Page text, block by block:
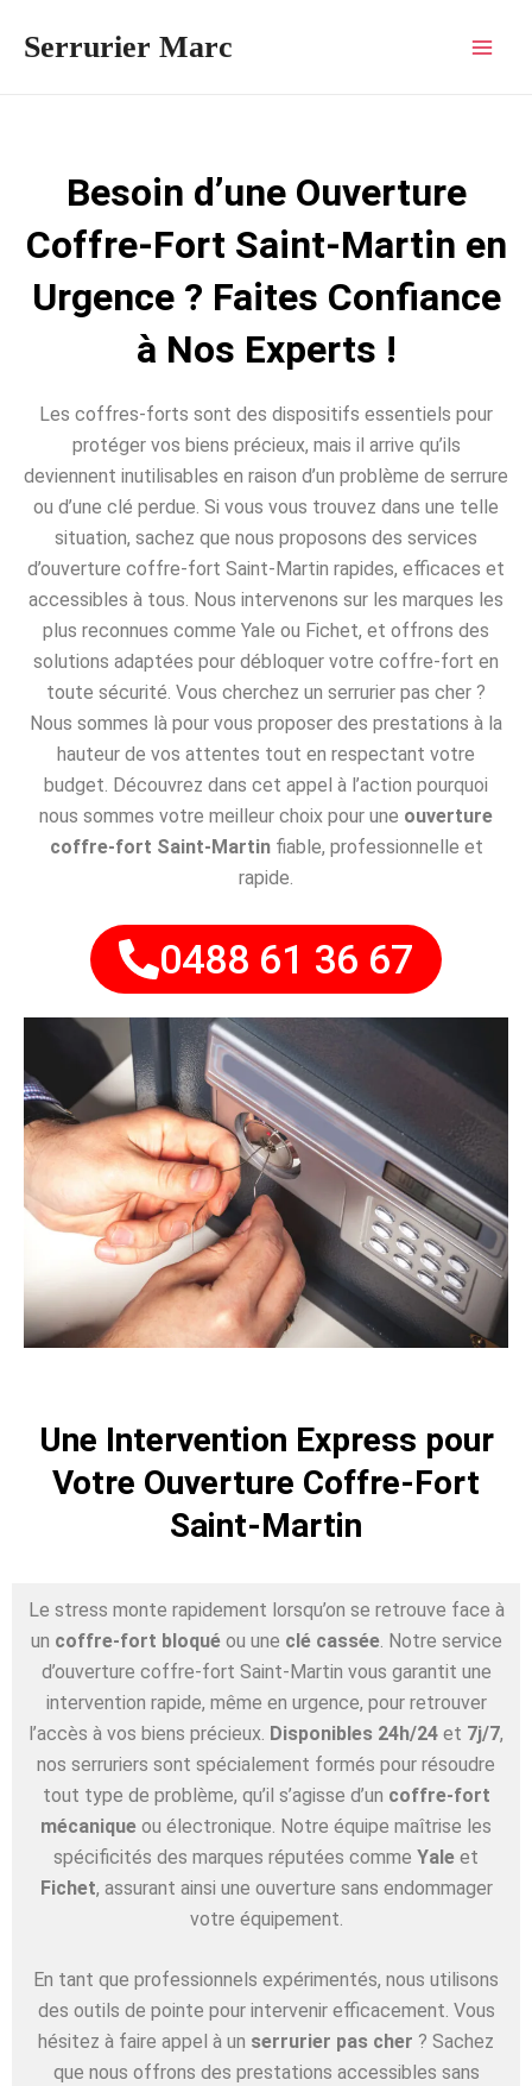
Serrurier Marc
Besoin d’une Ouverture
Coffre-Fort Saint-Martin en
Urgence ? Faites Confiance
à Nos Experts !
Les coffres-forts sont des dispositifs essentiels pour
protéger vos biens précieux, mais il arrive qu’ils
deviennent inutilisables en raison d’un problème de serrure
ou d’une clé perdue. Si vous vous trouvez dans une telle
situation, sachez que nous proposons des services
d’ouverture coffre-fort Saint-Martin rapides, efficaces et
accessibles à tous. Nous intervenons sur les marques les
plus reconnues comme Yale ou Fichet, et offrons des
solutions adaptées pour débloquer votre coffre-fort en
toute sécurité. Vous cherchez un serrurier pas cher ?
Nous sommes là pour vous proposer des prestations à la
hauteur de vos attentes tout en respectant votre
budget. Découvrez dans cet appel à l’action pourquoi
nous sommes votre meilleur choix pour une ouverture
coffre-fort Saint-Martinfiable, professionnelle et
rapide.
0488 61 36 67
Une Intervention Express pour
Votre Ouverture Coffre-Fort
Saint-Martin
Le stress monte rapidement lorsqu’on se retrouve face à
un coffre-fort bloquéou une clé cassée. Notre service
d’ouverture coffre-fort Saint-Martin vous garantit une
intervention rapide, même en urgence, pour retrouver
l’accès à vos biens précieux. Disponibles 24h/24 et 7j/7,
nos serruriers sont spécialement formés pour résoudre
tout type de problème, qu’il s’agisse d’un coffre-fort
mécanique ou électronique. Notre équipe maîtrise les
spécificités des marques réputées comme Yale et
Fichet, assurant ainsi une ouverture sans endommager
votre équipement.
En tant que professionnels expérimentés, nous utilisons
des outils de pointe pour intervenir efficacement. Vous
hésitez à faire appel à un serrurier pas cher ? Sachez
que nous offrons des prestations accessibles sans